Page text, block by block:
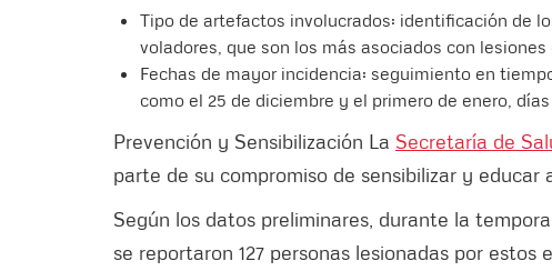
Tipo de artefactos involucrados: identificación de
voladores, que son los más asociados con lesiones
Fechas de mayor incidencia: seguimiento en
como el 25 de diciembre y el primero de enero,
Prevención y Sensibilización La Secretaría de
parte de su compromiso de sensibilizar y educar
Según los datos preliminares, durante la
se reportaron 127 personas lesionadas por